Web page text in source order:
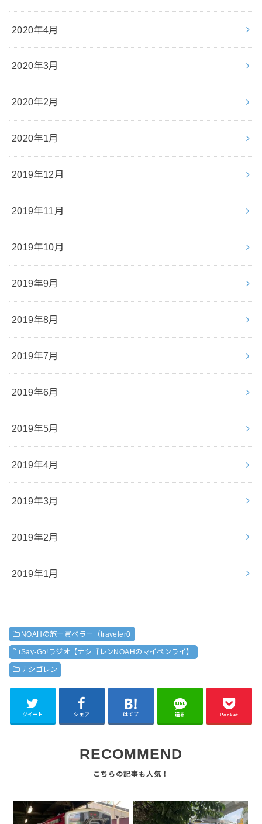
2020年4月
2020年3月
2020年2月
2020年1月
2019年12月
2019年11月
2019年10月
2019年9月
2019年8月
2019年7月
2019年6月
2019年5月
2019年4月
2019年3月
2019年2月
2019年1月
NOAHの旅ー寅ベラー（traveler0
Say-Go!ラジオ【ナシゴレンNOAHのマイペンライ】
ナシゴレン
ツイート シェア はてブ 送る Pocket
RECOMMEND